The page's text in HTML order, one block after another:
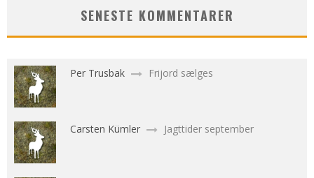
SENESTE KOMMENTARER
Per Trusbak Frijord sælges
Carsten Kümler Jagttider september